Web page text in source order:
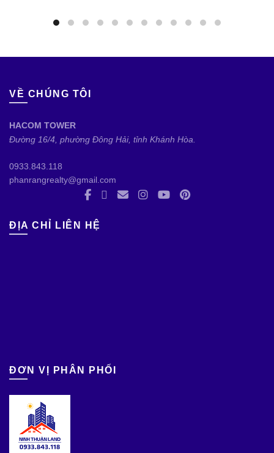
VỀ CHÚNG TÔI
HACOM TOWER
Đường 16/4, phường Đông Hải, tỉnh Khánh Hòa.
0933.843.118
phanrangrealty@gmail.com
ĐỊA CHỈ LIÊN HỆ
ĐƠN VỊ PHÂN PHỐI